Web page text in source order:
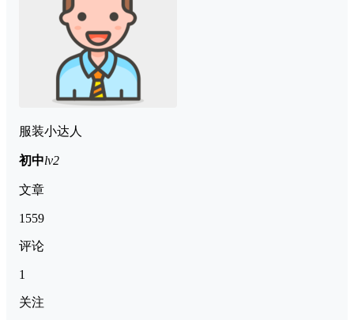
服装小达人
初中lv2
文章
1559
评论
1
关注